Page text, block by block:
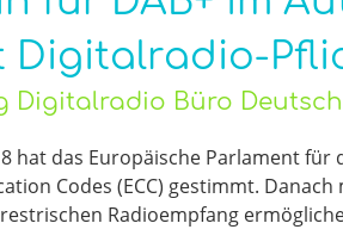
Digitalradio-
Digitalradio Büro
hat das Europäische Parlament
Codes (ECC) gestimmt.
Radioempfang